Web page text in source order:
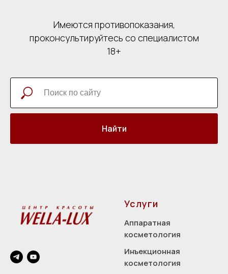
Имеются противопоказания,
проконсультируйтесь со специалистом
18+
Найти
Услуги
Аппаратная
косметология
Инъекционная
косметология